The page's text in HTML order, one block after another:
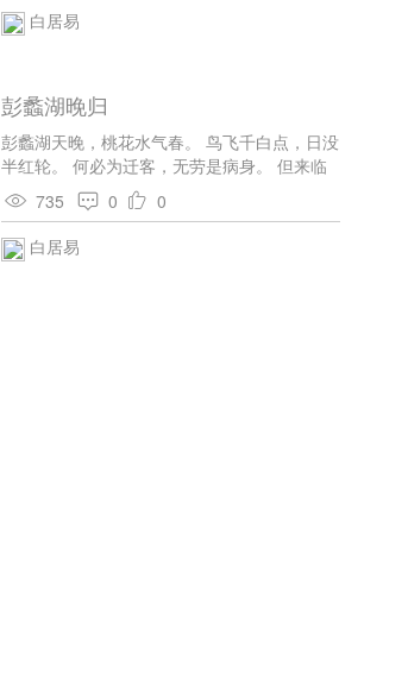
白居易
彭蠡湖晚归
彭蠡湖天晚，桃花水气春。 鸟飞千白点，日没
半红轮。 何必为迁客，无劳是病身。 但来临
此望，少有不愁人。
735 0
0
白居易